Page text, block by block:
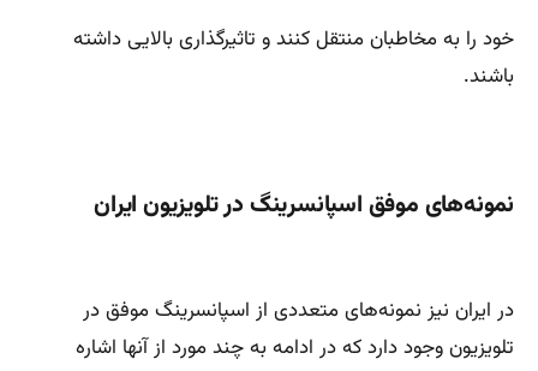
خود را به مخاطبان منتقل کنند و تاثیرگذاری بالایی داشته
باشند.
نمونه‌های موفق اسپانسرینگ در تلویزیون ایران
در ایران نیز نمونه‌های متعددی از اسپانسرینگ موفق در
تلویزیون وجود دارد که در ادامه به چند مورد از آنها اشاره